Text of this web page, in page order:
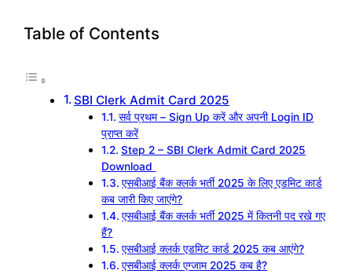
Table of Contents
SBI Clerk Admit Card 2025
सर्व प्रथम – Sign Up करें और अपनी Login ID
प्राप्त करें
Step 2 – SBI Clerk Admit Card 2025
Download
एसबीआई बैंक क्लर्क भर्ती 2025 के लिए एडमिट कार्ड
कब जारी किए जाएंगे?
एसबीआई बैंक क्लर्क भर्ती 2025 में कितनी पद रखे गए
हैं?
एसबीआई क्लर्क एडमिट कार्ड 2025 कब आएंगे?
एसबीआई क्लर्क एग्जाम 2025 कब है?